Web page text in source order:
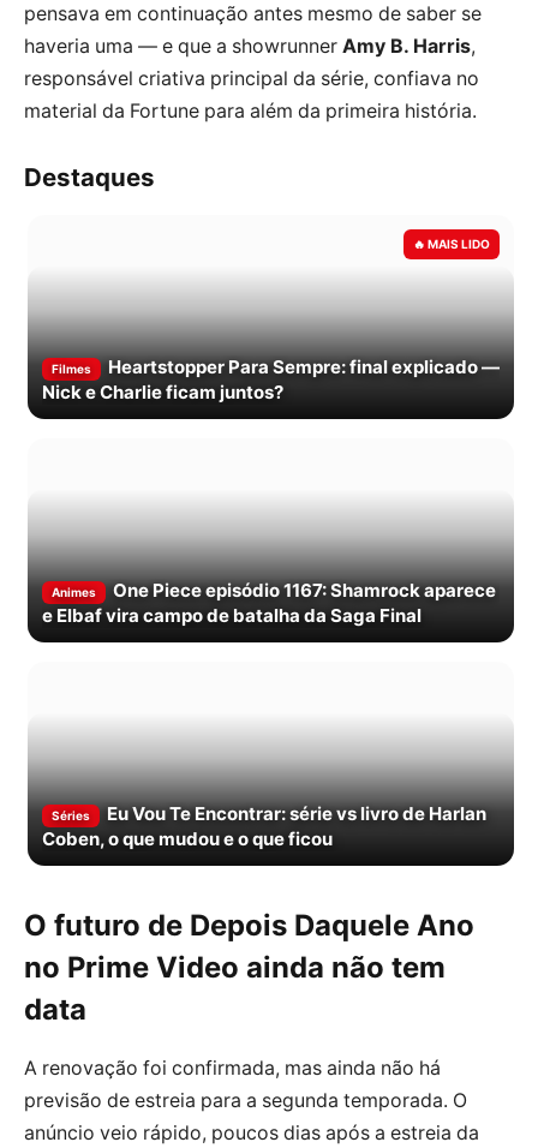
pensava em continuação antes mesmo de saber se
haveria uma — e que a showrunner Amy B. Harris,
responsável criativa principal da série, confiava no
material da Fortune para além da primeira história.
Destaques
Filmes
Heartstopper Para Sempre: final explicado —
Nick e Charlie ficam juntos?
Animes
One Piece episódio 1167: Shamrock aparece
e Elbaf vira campo de batalha da Saga Final
Séries
Eu Vou Te Encontrar: série vs livro de Harlan
Coben, o que mudou e o que ficou
O futuro de Depois Daquele Ano
no Prime Video ainda não tem
data
A renovação foi confirmada, mas ainda não há
previsão de estreia para a segunda temporada. O
anúncio veio rápido, poucos dias após a estreia da